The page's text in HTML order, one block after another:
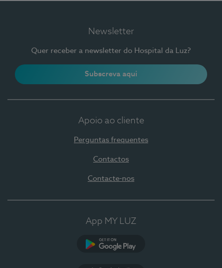
Newsletter
Quer receber a newsletter do Hospital da Luz?
Subscreva aqui
Apoio ao cliente
Perguntas frequentes
Contactos
Contacte-nos
App MY LUZ